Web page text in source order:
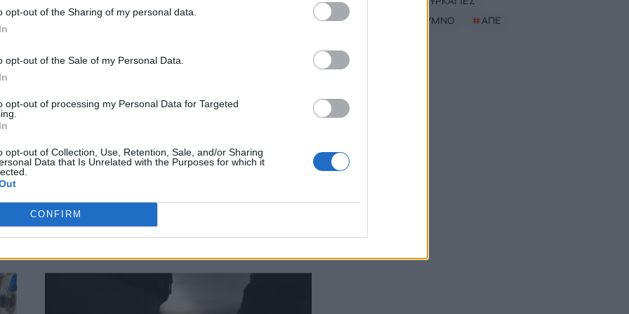
opt-out of the Sharing of my personal data.
opt-out of the Sale of my Personal Data.
opt-out of processing my Personal Data for Targeted
opt-out of Collection, Use, Retention, Sale, and/or Sharing
Data that Is Unrelated with the Purposes for which it
CONFIRM
Κρητική φιλοξενία από… αλλοδαπούς
«Γυρίζουν την πλάτη» οι ντόπιοι στον
κλάδο του τουρισμού
έλλειψη εργατικού δυναμικού στον τουρισμό, κυρίως στις
ξενοδοχειακές επιχειρήσεις. Το γεγονός…
Newsroom 11 Οκτωβρίου, 2025
ΝΟΤΙΟ ΡΕΘΥΜΝΟ #ΑΠΕ